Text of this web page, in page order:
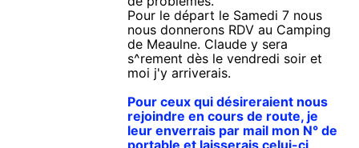
Pour le départ le Samedi 7 nous
nous donnerons RDV au Camping
de Meaulne. Claude y sera
s^rement dès le vendredi soir et
moi j'y arriverais.
Pour ceux qui désireraient nous
rejoindre en cours de route, je
leur enverrais par mail mon N° de
portable et laisserais celui-ci